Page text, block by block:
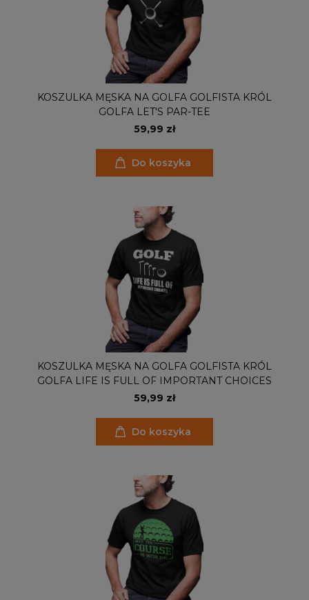
KOSZULKA MĘSKA NA GOLFA GOLFISTA KRÓL
GOLFA LET'S PAR-TEE
59,99 zł
Do koszyka
KOSZULKA MĘSKA NA GOLFA GOLFISTA KRÓL
GOLFA LIFE IS FULL OF IMPORTANT CHOICES
59,99 zł
Do koszyka